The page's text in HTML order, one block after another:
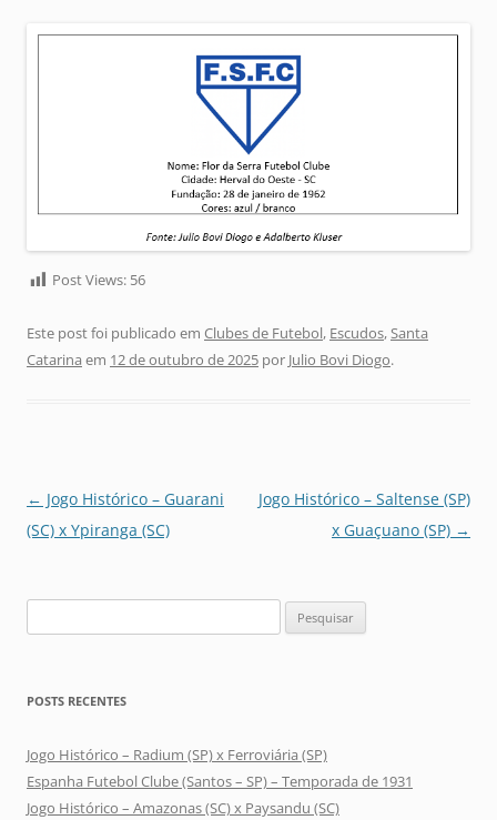
Post Views: 56
Este post foi publicado em Clubes de Futebol, Escudos,Santa
Catarina em 12 de outubro de 2025 por Julio Bovi Diogo.
Navegação
de
← Jogo Histórico – Guarani
(SC) x Ypiranga (SC)
Jogo Histórico – Saltense (SP)
x Guaçuano (SP) →
por:
POSTS RECENTES
Jogo Histórico – Radium (SP) x Ferroviária (SP)
Espanha Futebol Clube (Santos – SP) – Temporada de 1931
Jogo Histórico – Amazonas (SC) x Paysandu (SC)